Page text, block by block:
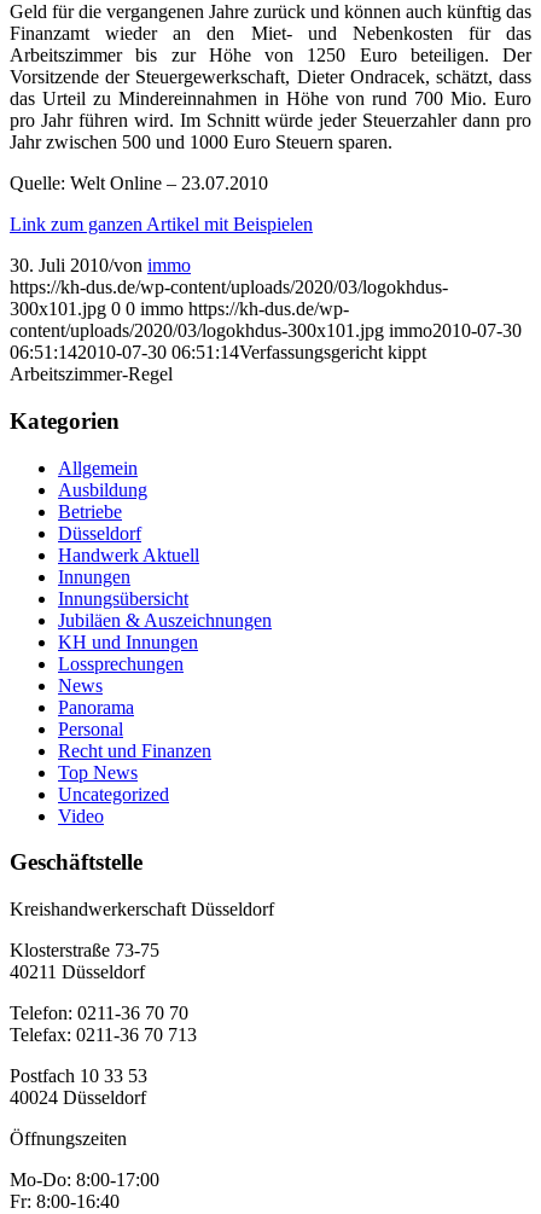
Geld für die vergangenen Jahre zurück und können auch künftig das
Finanzamt wieder an den Miet- und Nebenkosten für das
Arbeitszimmer bis zur Höhe von 1250 Euro beteiligen. Der
Vorsitzende der Steuergewerkschaft, Dieter Ondracek, schätzt, dass
das Urteil zu Mindereinnahmen in Höhe von rund 700 Mio. Euro
pro Jahr führen wird. Im Schnitt würde jeder Steuerzahler dann pro
Jahr zwischen 500 und 1000 Euro Steuern sparen.
Quelle: Welt Online – 23.07.2010
Link zum ganzen Artikel mit Beispielen
30. Juli 2010/von immo
https://kh-dus.de/wp-content/uploads/2020/03/logokhdus-
300x101.jpg 0 0 immo https://kh-dus.de/wp-
content/uploads/2020/03/logokhdus-300x101.jpg immo2010-07-30
06:51:142010-07-30 06:51:14Verfassungsgericht kippt
Arbeitszimmer-Regel
Kategorien
Allgemein
Ausbildung
Betriebe
Düsseldorf
Handwerk Aktuell
Innungen
Innungsübersicht
Jubiläen & Auszeichnungen
KH und Innungen
Lossprechungen
News
Panorama
Personal
Recht und Finanzen
Top News
Uncategorized
Video
Geschäftstelle
Kreishandwerkerschaft Düsseldorf
Klosterstraße 73-75
40211 Düsseldorf
Telefon: 0211-36 70 70
Telefax: 0211-36 70 713
Postfach 10 33 53
40024 Düsseldorf
Öffnungszeiten
Mo-Do: 8:00-17:00
Fr: 8:00-16:40